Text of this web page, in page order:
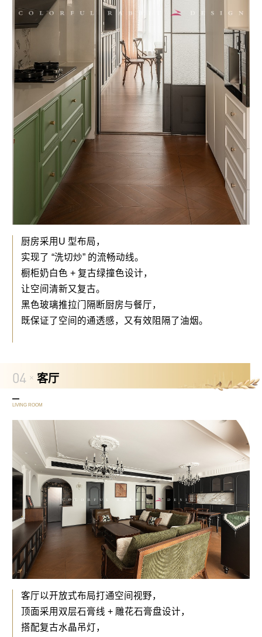
厨房采用U 型布局，
实现了 “洗切炒” 的流畅动线。
橱柜奶白色 + 复古绿撞色设计，
让空间清新又复古。
黑色玻璃推拉门隔断厨房与餐厅，
既保证了空间的通透感，又有效阻隔了油烟。
04 客厅
LIVING ROOM
客厅以开放式布局打通空间视野，
顶面采用双层石膏线 + 雕花石膏盘设计，
搭配复古水晶吊灯，
装修先报价 装修更无忧
人工核算，装修该花多少钱
立即报价
透明
一房一价
0增项不漏项
精准 便捷